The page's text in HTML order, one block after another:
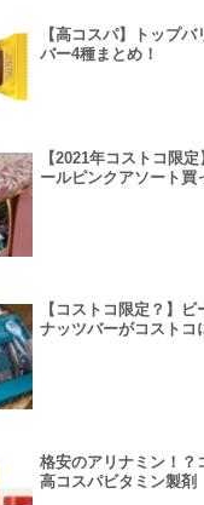
【高コスパ】トップ
バー4種まとめ！
【2021年コストコ限
ールピンクアソート買
【コストコ限定？】
ナッツバーがコストコ
格安のアリナミン！？
高コスパビタミン製剤